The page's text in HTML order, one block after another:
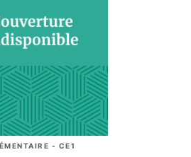
- CE1